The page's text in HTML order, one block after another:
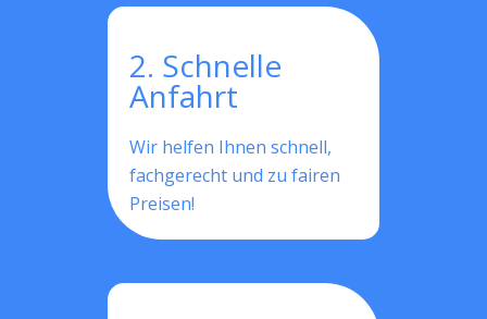
2. Schnelle
Anfahrt
Wir helfen Ihnen schnell,
fachgerecht und zu fairen
Preisen!